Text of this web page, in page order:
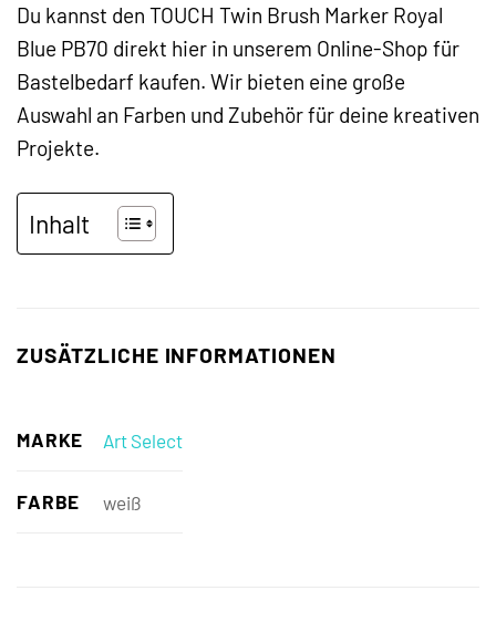
Du kannst den TOUCH Twin Brush Marker Royal
Blue PB70 direkt hier in unserem Online-Shop für
Bastelbedarf kaufen. Wir bieten eine große
Auswahl an Farben und Zubehör für deine kreativen
Projekte.
Inhalt
ZUSÄTZLICHE INFORMATIONEN
MARKE Art Select
FARBE weiß